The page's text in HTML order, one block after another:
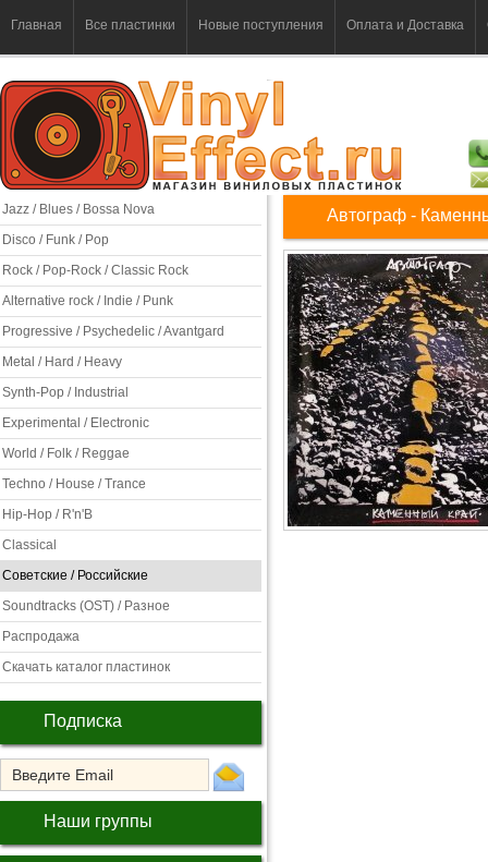
Главная Все пластинки Новые поступления Оплата и Доставка
Jazz / Blues / Bossa Nova
Disco / Funk / Pop
Rock / Pop-Rock / Classic Rock
Alternative rock / Indie / Punk
Progressive / Psychedelic / Avantgard
Metal / Hard / Heavy
Synth-Pop / Industrial
Experimental / Electronic
World / Folk / Reggae
Techno / House / Trance
Hip-Hop / R'n'B
Classical
Советские / Российские
Soundtracks (OST) / Разное
Распродажа
Скачать каталог пластинок
Подписка
Наши группы
Автограф -